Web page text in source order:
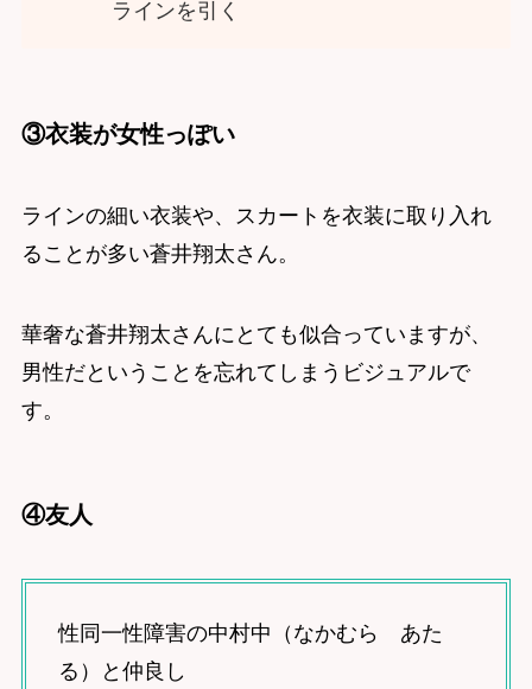
ラインを引く
③衣装が女性っぽい
ラインの細い衣装や、スカートを衣装に取り入れ
ることが多い蒼井翔太さん。
華奢な蒼井翔太さんにとても似合っていますが、
男性だということを忘れてしまうビジュアルで
す。
④友人
性同一性障害の中村中（なかむら あた
る）と仲良し